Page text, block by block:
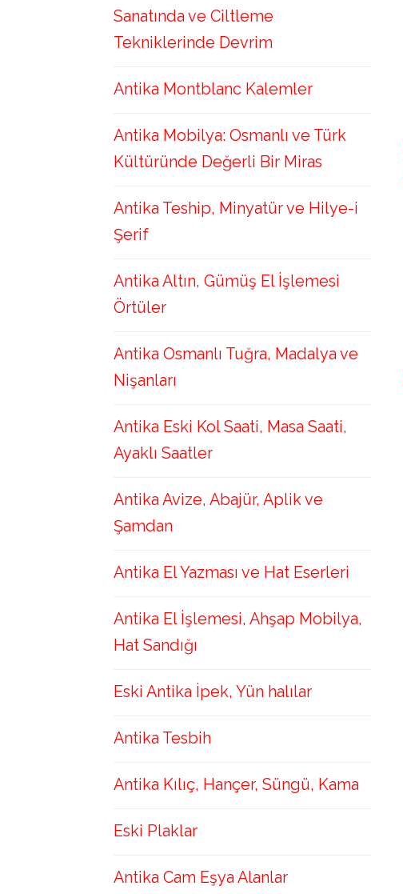
Sanatında ve Ciltleme
Tekniklerinde Devrim
Antika Montblanc Kalemler
Antika Mobilya: Osmanlı ve Türk
Kültüründe Değerli Bir Miras
Antika Teship, Minyatür ve Hilye-i
Şerif
Antika Altın, Gümüş El İşlemesi
Örtüler
Antika Osmanlı Tuğra, Madalya ve
Nişanları
Antika Eski Kol Saati, Masa Saati,
Ayaklı Saatler
Antika Avize, Abajür, Aplik ve
Şamdan
Antika El Yazması ve Hat Eserleri
Antika El İşlemesi, Ahşap Mobilya,
Hat Sandığı
Eski Antika İpek, Yün halılar
Antika Tesbih
Antika Kılıç, Hançer, Süngü, Kama
Eski Plaklar
Antika Cam Eşya Alanlar